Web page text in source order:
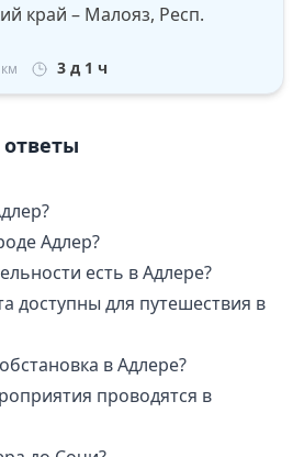
край – Малояз, Респ.
км 3 д 1 ч
Адлер?
есть в Адлере?
доступны для путешествия в
в Адлере?
проводятся в